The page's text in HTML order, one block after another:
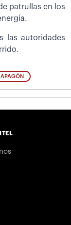
patrullas en los
las autoridades
APAGÓN